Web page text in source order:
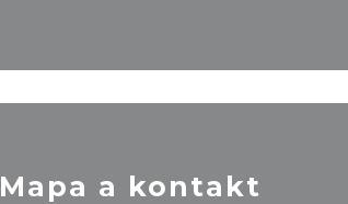
Mapa a kontakt